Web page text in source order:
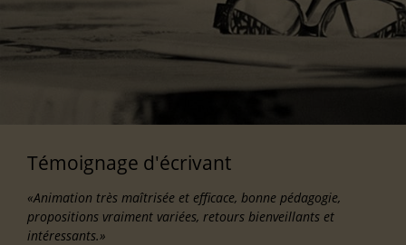
Témoignage d'écrivant
«Animation très maîtrisée et efficace, bonne pédagogie,
propositions vraiment variées, retours bienveillants et
intéressants.»